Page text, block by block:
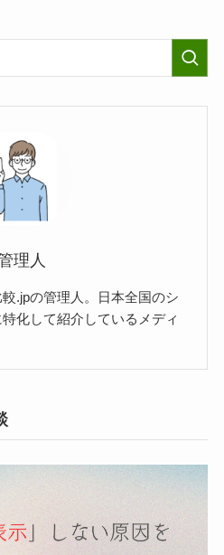
理人
.jpの管理人。日本全国のシ
化して紹介しているメディ